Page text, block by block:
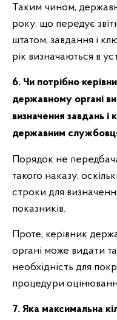
Таким чином,
року, що передує
штатом, завдання і
рік визначаються в
6. Чи потрібно
державному органі
визначення завдань і
державним
Порядок не
такого наказу,
строки для
показників.
Проте, керівник
органі може видати
необхідність для
процедури
7. Яка максимальна